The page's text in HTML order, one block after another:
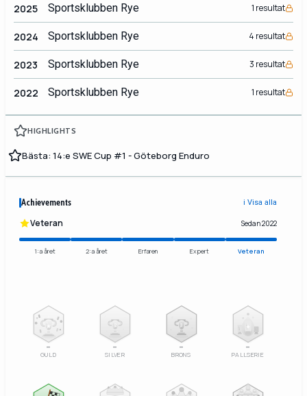
2025 Sportsklubben Rye 1 resultat
2024 Sportsklubben Rye 4 resultat
2023 Sportsklubben Rye 3 resultat
2022 Sportsklubben Rye 1 resultat
HIGHLIGHTS
Bästa: 14:e SWE Cup #1 - Göteborg Enduro
Achievements ℹ️ Visa alla
Veteran Sedan 2022
1:a året 2:a året Erfaren Expert Veteran
–
GULD
–
SILVER
3
–
BRONS
–
PALLSERIE